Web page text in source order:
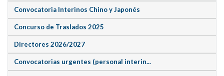
Convocatoria Interinos Chino y Japonés
Concurso de Traslados 2025
Directores 2026/2027
Convocatorias urgentes (personal interin...